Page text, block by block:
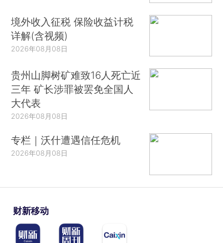
境外收入征税 保险收益计税
详解(含视频)
2026年08月08日
贵州山脚树矿难致16人死亡近
三年 矿长涉罪被罢免全国人
大代表
2026年08月08日
专栏｜沃什遭遇信任危机
2026年08月08日
财新移动